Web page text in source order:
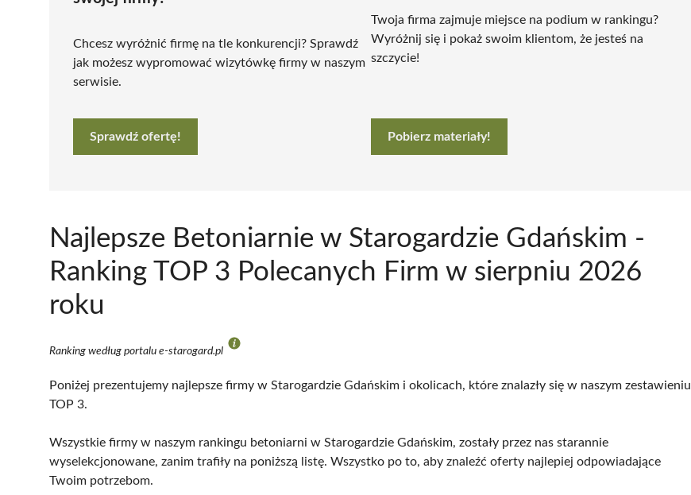
Chcesz wyróżnić firmę na tle konkurencji? Sprawdź
jak możesz wypromować wizytówkę firmy w naszym
serwisie.
Sprawdź ofertę!
Twoja firma zajmuje miejsce na podium w rankingu?
Wyróżnij się i pokaż swoim klientom, że jesteś na
szczycie!
Pobierz materiały!
Najlepsze Betoniarnie w Starogardzie Gdańskim -
Ranking TOP 3 Polecanych Firm w sierpniu 2026
roku
Ranking według portalu e-starogard.pl
Poniżej prezentujemy najlepsze firmy w Starogardzie Gdańskim i okolicach, które znalazły się w naszym zestawieniu
TOP 3.
Wszystkie firmy w naszym rankingu betoniarni w Starogardzie Gdańskim, zostały przez nas starannie
wyselekcjonowane, zanim trafiły na poniższą listę. Wszystko po to, aby znaleźć oferty najlepiej odpowiadające
Twoim potrzebom.